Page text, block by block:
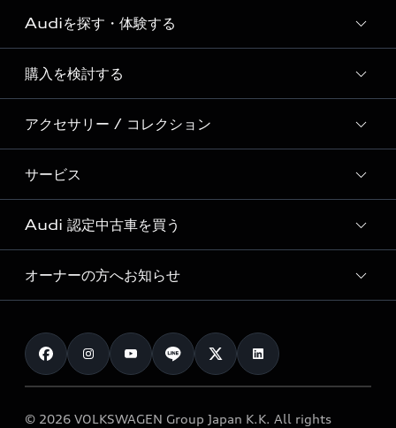
Audi ブランド
Story of Progress
Audi Sport
Formula 1®
デジタルサービス
Audiを探す・体験する
ディーラー検索
新車在庫検索
試乗車・展示車検索
見積り依頼
試乗予約
購入を検討する
モデル一覧
特別仕様モデル / 限定モデル
e-tronラインアップ
価格シミュレーション
車両比較
カタログ一覧
アクセサリー / コレクション
純正アクセサリー
オンラインショップ
Audi collection
アウディナビアプリ
サービス
サービス入庫予約
サービスプログラム
メンテナンス
車検 / 定期点検
e-tronアフターサポート
Audi 認定中古車を買う
Audi認定中古車
クオリティ
保証
メンテナンス
オーナーの方へお知らせ
お知らせ
オーナー様向けキャンペーン
© 2026 VOLKSWAGEN Group Japan K.K. All rights